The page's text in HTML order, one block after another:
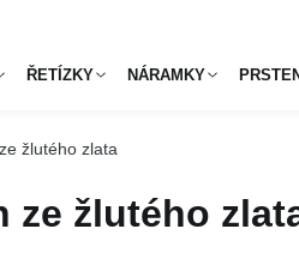
ŘETÍZKY NÁRAMKY
žlutého zlata
ze žlutého